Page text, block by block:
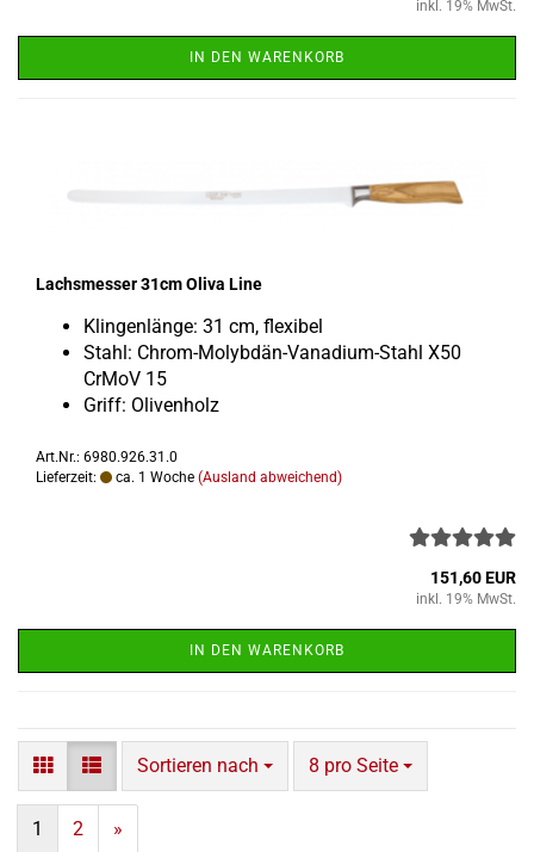
inkl. 19% MwSt.
IN DEN WARENKORB
Lachs­mes­ser 31cm Oliva Line
Klin­gen­län­ge: 31 cm, fle­xi­bel
Stahl: Chrom-​Molybdän-Vanadium-Stahl X50
CrMoV 15
Griff: Oli­ven­holz
Art.Nr.: 6980.926.31.0
Lieferzeit:
ca. 1 Woche (Ausland abweichend)
151,60 EUR
inkl. 19% MwSt.
IN DEN WARENKORB
Sortieren nach
Sortieren nach 8 pro Seite
pro Seite
1 2 »